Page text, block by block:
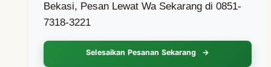
Bekasi, Pesan Lewat Wa Sekarang di 0851-
7318-3221
Selesaikan Pesanan Sekarang